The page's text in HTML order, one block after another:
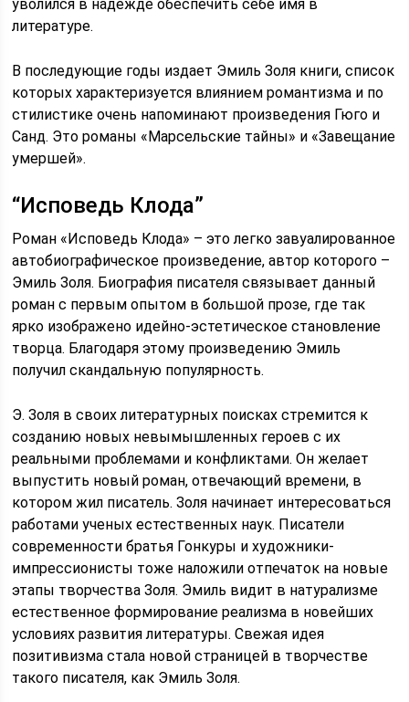
уволился в надежде обеспечить себе имя в
литературе.
В последующие годы издает Эмиль Золя книги, список
которых характеризуется влиянием романтизма и по
стилистике очень напоминают произведения Гюго и
Санд. Это романы «Марсельские тайны» и «Завещание
умершей».
“Исповедь Клода”
Роман «Исповедь Клода» – это легко завуалированное
автобиографическое произведение, автор которого –
Эмиль Золя. Биография писателя связывает данный
роман с первым опытом в большой прозе, где так
ярко изображено идейно-эстетическое становление
творца. Благодаря этому произведению Эмиль
получил скандальную популярность.
Э. Золя в своих литературных поисках стремится к
созданию новых невымышленных героев с их
реальными проблемами и конфликтами. Он желает
выпустить новый роман, отвечающий времени, в
котором жил писатель. Золя начинает интересоваться
работами ученых естественных наук. Писатели
современности братья Гонкуры и художники-
импрессионисты тоже наложили отпечаток на новые
этапы творчества Золя. Эмиль видит в натурализме
естественное формирование реализма в новейших
условиях развития литературы. Свежая идея
позитивизма стала новой страницей в творчестве
такого писателя, как Эмиль Золя.